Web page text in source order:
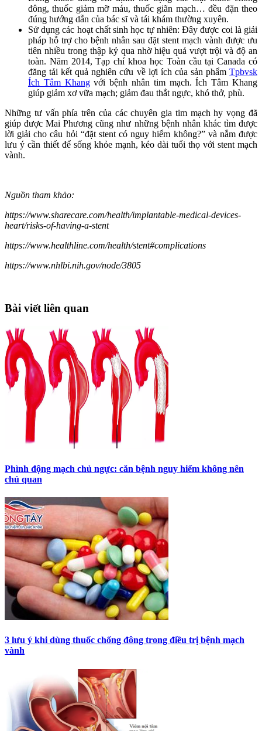
đông, thuốc giảm mỡ máu, thuốc giãn mạch… đều đặn theo
đúng hướng dẫn của bác sĩ và tái khám thường xuyên.
Sử dụng các hoạt chất sinh học tự nhiên: Đây được coi là giải
pháp hỗ trợ cho bệnh nhân sau đặt stent mạch vành được ưu
tiên nhiều trong thập kỷ qua nhờ hiệu quả vượt trội và độ an
toàn. Năm 2014, Tạp chí khoa học Toàn cầu tại Canada có
đăng tải kết quả nghiên cứu về lợi ích của sản phẩm Tpbvsk
Ích Tâm Khangvới bệnh nhân tim mạch. Ích Tâm Khang
giúp giảm xơ vữa mạch; giảm đau thắt ngực, khó thở, phù.
Những tư vấn phía trên của các chuyên gia tim mạch hy vọng đã
giúp được Mai Phương cũng như những bệnh nhân khác tìm được
lời giải cho câu hỏi “đặt stent có nguy hiểm không?” và nắm được
lưu ý cần thiết để sống khỏe mạnh, kéo dài tuổi thọ với stent mạch
vành.
Nguồn tham khảo:
https://www.sharecare.com/health/implantable-medical-devices-
heart/risks-of-having-a-stent
https://www.healthline.com/health/stent#complications
https://www.nhlbi.nih.gov/node/3805
Bài viết liên quan
Phình động mạch chủ ngực: căn bệnh nguy hiểm không nên
chủ quan
3 lưu ý khi dùng thuốc chống đông trong điều trị bệnh mạch
vành